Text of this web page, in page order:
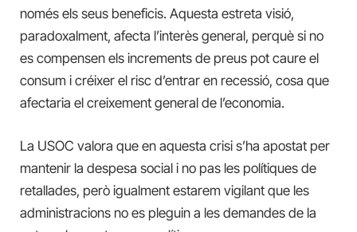
només els seus beneficis. Aquesta estreta visió,
paradoxalment, afecta l’interès general, perquè si no
es compensen els increments de preus pot caure el
consum i créixer el risc d’entrar en recessió, cosa que
afectaria el creixement general de l’economia.
La USOC valora que en aquesta crisi s’ha apostat per
mantenir la despesa social i no pas les polítiques de
retallades, però igualment estarem vigilant que les
administracions no es pleguin a les demandes de la